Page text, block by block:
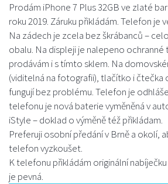
Prodám iPhone 7 Plus 32GB ve zlaté
roku 2019. Záruku přikládám. Telefon je
Na zádech je zcela bez škrábanců –
obalu. Na displeji je nalepeno ochranné
prodávám i s tímto sklem. Na
(viditelná na fotografii), tlačítko i čtečka
fungují bez problému. Telefon je
telefonu je nová baterie vyměněná v
iStyle – doklad o výměně též přikládam.
Preferuji osobní předání v Brně a okolí,
telefon vyzkoušet.
K telefonu přikládám originální
je pevná.